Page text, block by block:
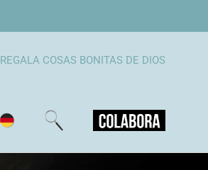
REGALA COSAS BONITAS DE DIOS